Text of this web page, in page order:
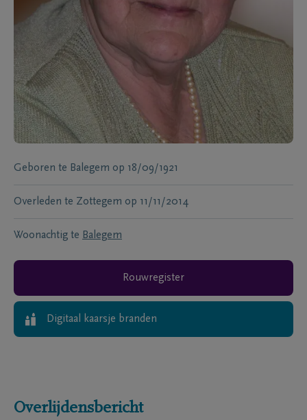
Geboren te Balegem op 18/09/1921
Overleden te Zottegem op 11/11/2014
Woonachtig te Balegem
Rouwregister
Digitaal kaarsje branden
Overlijdensbericht